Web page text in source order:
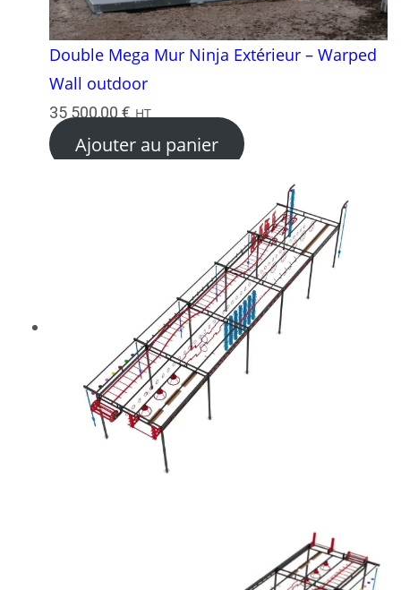
Double Mega Mur Ninja Extérieur – Warped
Wall outdoor
35 500,00€ HT
Ajouter au panier